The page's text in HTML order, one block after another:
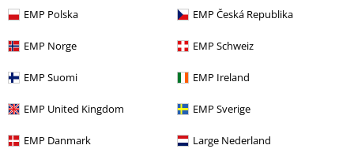
EMP Polska EMP Česká Republika
EMP Norge EMP Schweiz
EMP Suomi EMP Ireland
EMP United Kingdom EMP Sverige
EMP Danmark Large Nederland
rek-pris Från399:-
Sounds Light Drums Guitar
Blackwater park